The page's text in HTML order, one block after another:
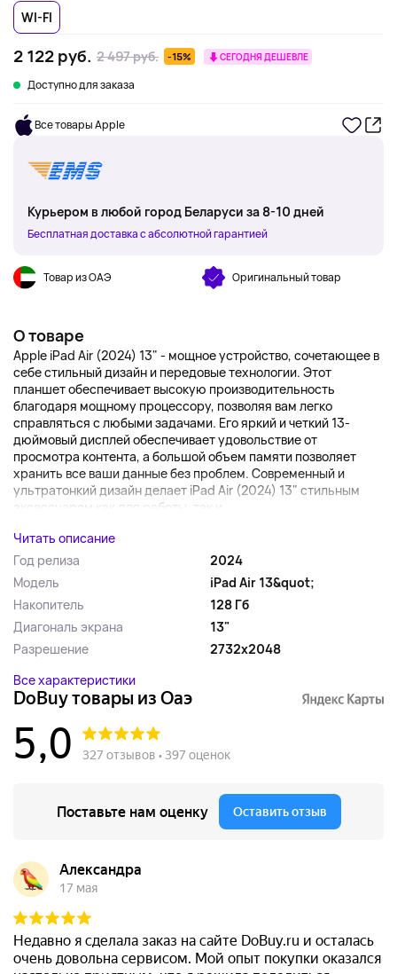
WI-FI
2 122 руб. 2 497 руб. -15% СЕГОДНЯ ДЕШЕВЛЕ
Доступно для заказа
Все товары Apple
Курьером в любой город Беларуси за 8-10 дней
Бесплатная доставка с абсолютной гарантией
Товар из ОАЭ Оригинальный товар
О товаре
Apple iPad Air (2024) 13" - мощное устройство, сочетающее в
себе стильный дизайн и передовые технологии. Этот
планшет обеспечивает высокую производительность
благодаря мощному процессору, позволяя вам легко
справляться с любыми задачами. Его яркий и четкий 13-
дюймовый дисплей обеспечивает удовольствие от
просмотра контента, а большой объем памяти позволяет
хранить все ваши данные без проблем. Современный и
ультратонкий дизайн делает iPad Air (2024) 13" стильным
аксессуаром как для работы, так и ...
Читать описание
Год релиза
2024
Модель
iPad Air 13&quot;
Накопитель
128 Гб
Диагональ экрана
13"
Разрешение
2732x2048
Все характеристики